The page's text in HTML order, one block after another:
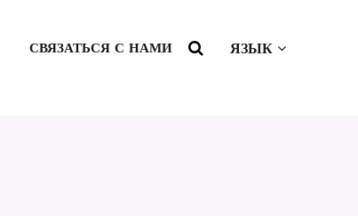
ЯЗЫК
СВЯЗАТЬСЯ С НАМИ